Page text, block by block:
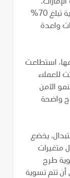
وتحتفظ أدنوك بعد الصفقة بحصة استراتيجية تبلغ 70%
واعدة
استطاعت
للعملاء
الآمن
واضحة
يخضع
متغيرات
طرح
31 مايو 2021، على أن تتم تسوية